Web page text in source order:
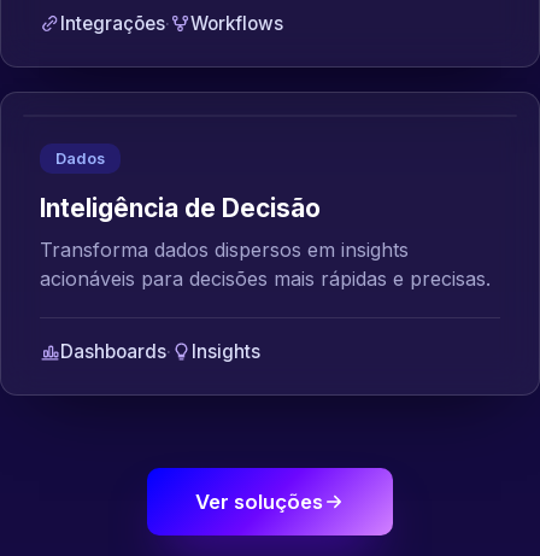
Integrações· Workflows
Dados
Inteligência de Decisão
Transforma dados dispersos em insights
acionáveis para decisões mais rápidas e precisas.
Dashboards· Insights
Ver soluções